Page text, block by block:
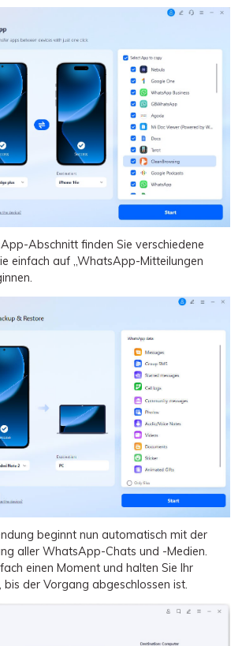
Abschnitt finden Sie verschiedene
einfach auf „WhatsApp-Mitteilungen
beginnt nun automatisch mit der
aller WhatsApp-Chats und -Medien.
einen Moment und halten Sie Ihr
bis der Vorgang abgeschlossen ist.